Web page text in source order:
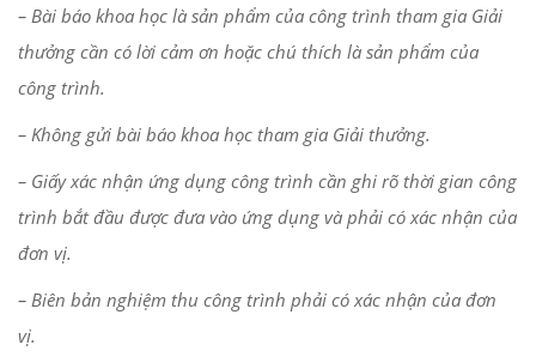
– Bài báo khoa học là sản phẩm của công trình tham gia Giải
thưởng cần có lời cảm ơn hoặc chú thích là sản phẩm của
công trình.
– Không gửi bài báo khoa học tham gia Giải thưởng.
– Giấy xác nhận ứng dụng công trình cần ghi rõ thời gian công
trình bắt đầu được đưa vào ứng dụng và phải có xác nhận của
đơn vị.
– Biên bản nghiệm thu công trình phải có xác nhận của đơn
vị.